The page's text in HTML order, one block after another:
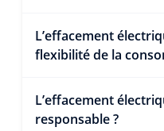
L’effacement
flexibilité de la
L’effacement
responsable ?